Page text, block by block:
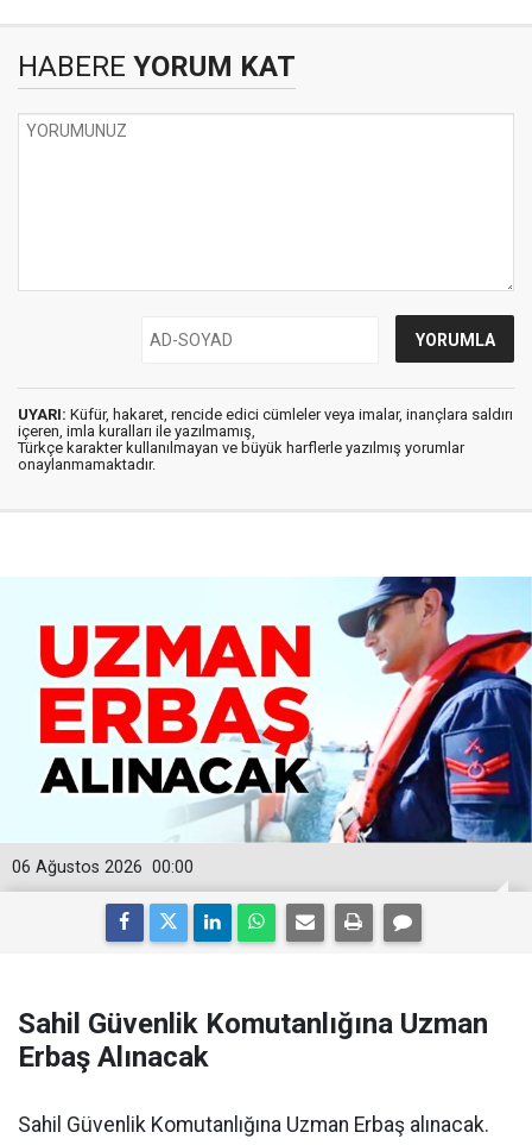
HABERE YORUM KAT
UYARI: Küfür, hakaret, rencide edici cümleler veya imalar, inançlara saldırı
içeren, imla kuralları ile yazılmamış,
Türkçe karakter kullanılmayan ve büyük harflerle yazılmış yorumlar
onaylanmamaktadır.
00:00
06 Ağustos 2026
Sahil Güvenlik Komutanlığına Uzman
Erbaş Alınacak
Sahil Güvenlik Komutanlığına Uzman Erbaş alınacak.